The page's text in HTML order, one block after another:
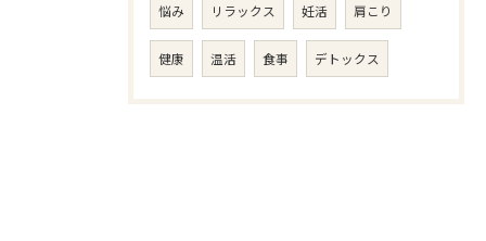
悩み リラックス 妊活 肩こり
健康 温活 食事 デトックス